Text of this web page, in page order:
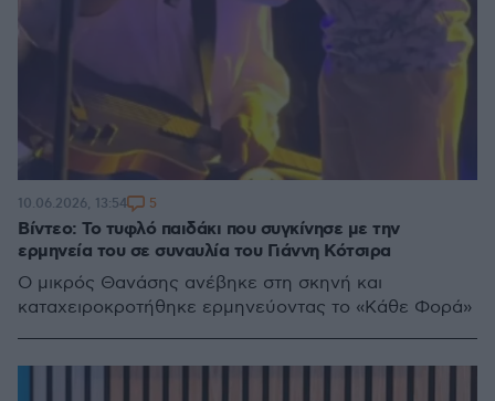
Βίντεο: Το τυφλό παιδάκι που συγκίνησε με την
ερμηνεία του σε συναυλία του Γιάννη Κότσιρα
Ο μικρός Θανάσης ανέβηκε στη σκηνή και
καταχειροκροτήθηκε ερμηνεύοντας το «Κάθε Φορά»
10.06.2026, 13:54 5